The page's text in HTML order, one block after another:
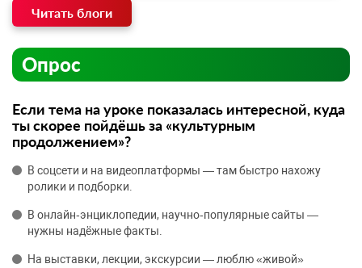
Читать блоги
Опрос
Если тема на уроке показалась интересной, куда
ты скорее пойдёшь за «культурным
продолжением»?
В соцсети и на видеоплатформы — там быстро нахожу
ролики и подборки.
В онлайн‑энциклопедии, научно‑популярные сайты —
нужны надёжные факты.
На выставки, лекции, экскурсии — люблю «живой»